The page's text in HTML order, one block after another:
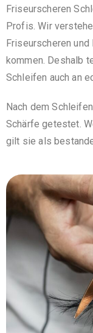
Friseurscheren
Profis. Wir
Friseurscheren
kommen. Deshalb
Schleifen auch an
Nach dem
Schärfe getestet.
gilt sie als